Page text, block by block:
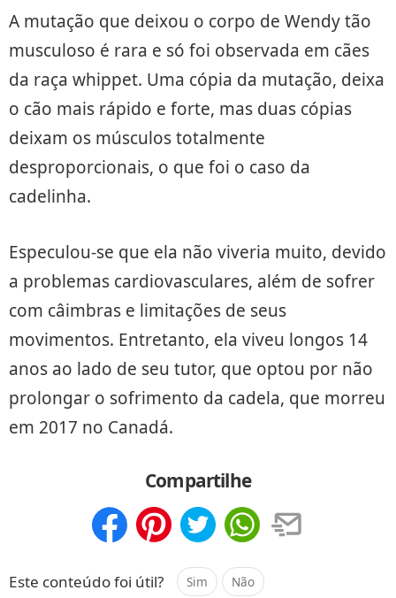
A mutação que deixou o corpo de Wendy tão
musculoso é rara e só foi observada em cães
da raça whippet. Uma cópia da mutação, deixa
o cão mais rápido e forte, mas duas cópias
deixam os músculos totalmente
desproporcionais, o que foi o caso da
cadelinha.
Especulou-se que ela não viveria muito, devido
a problemas cardiovasculares, além de sofrer
com câimbras e limitações de seus
movimentos. Entretanto, ela viveu longos 14
anos ao lado de seu tutor, que optou por não
prolongar o sofrimento da cadela, que morreu
em 2017 no Canadá.
Compartilhe
Este conteúdo foi útil? Sim Não